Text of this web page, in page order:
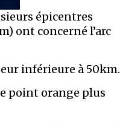
épicentres
ont concerné l’arc
inférieure à 50km.
point orange plus